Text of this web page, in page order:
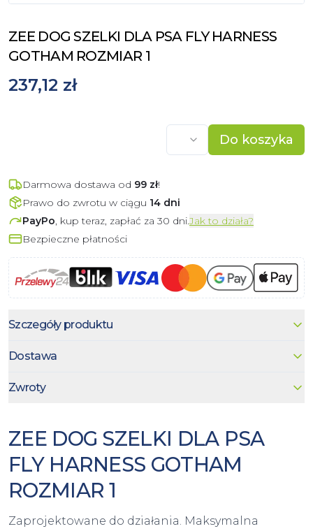
ZEE DOG SZELKI DLA PSA FLY HARNESS
GOTHAM ROZMIAR 1
237,12 zł
Do koszyka
Darmowa dostawa od 99 zł!
Prawo do zwrotu w ciągu 14 dni
PayPo, kup teraz, zapłać za 30 dni.Jak to działa?
Bezpieczne płatności
Szczegóły produktu
Dostawa
Zwroty
ZEE DOG SZELKI DLA PSA
FLY HARNESS GOTHAM
ROZMIAR 1
Zaprojektowane do działania. Maksymalna